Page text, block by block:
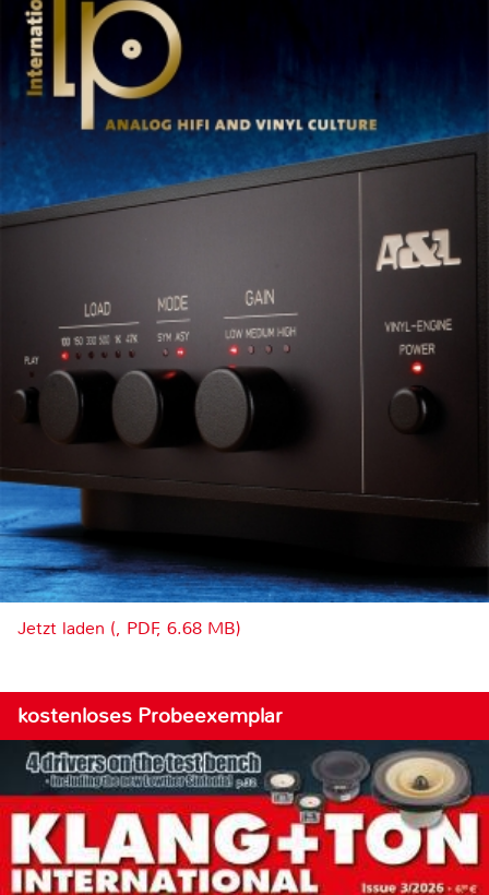
Jetzt laden (, PDF, 6.68 MB)
kostenloses Probeexemplar